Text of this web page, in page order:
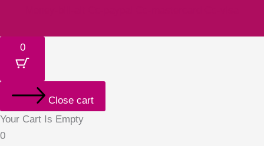
0
Close cart
Your Cart Is Empty
0